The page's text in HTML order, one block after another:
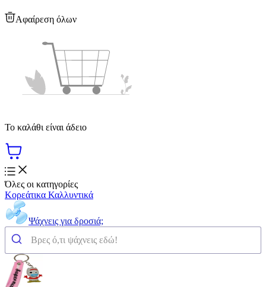
Αφαίρεση όλων
Το καλάθι είναι άδειο
Όλες οι κατηγορίες
Κορεάτικα Καλλυντικά
Ψάχνεις για δροσιά;